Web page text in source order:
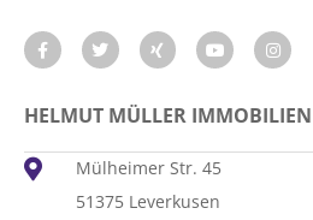
HELMUT MÜLLER
Mülheimer Str. 45
51375 Leverkusen